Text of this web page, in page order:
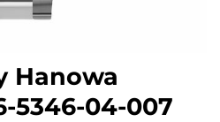
Hanowa
5346-04-007